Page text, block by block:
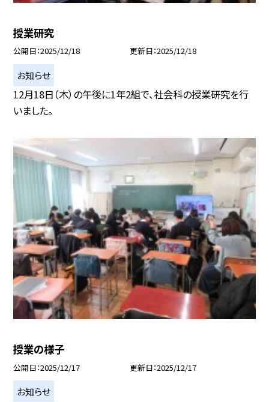
授業研究
公開日 2025/12/18 更新日 2025/12/18
お知らせ
12月18日（木）の午後に1年2組で、社会科の授業研究を行
いました。
授業の様子
公開日 2025/12/17 更新日 2025/12/17
お知らせ